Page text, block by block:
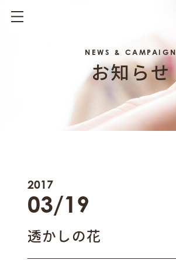
NEWS & CAMPAIGN
お知らせ
透かしの花
2017
03/19